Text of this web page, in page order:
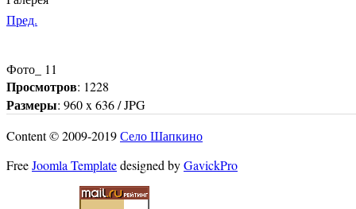
Пред.
Фото_ 11
Просмотров: 1228
Размеры: 960 x 636 / JPG
Content © 2009-2019Село Шапкино
FreeJoomla Templatedesigned byGavickPro